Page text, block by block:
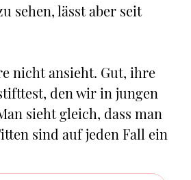
sehen, lässt aber seit
nicht ansieht. Gut, ihre
den wir in jungen
sieht gleich, dass man
sind auf jeden Fall ein